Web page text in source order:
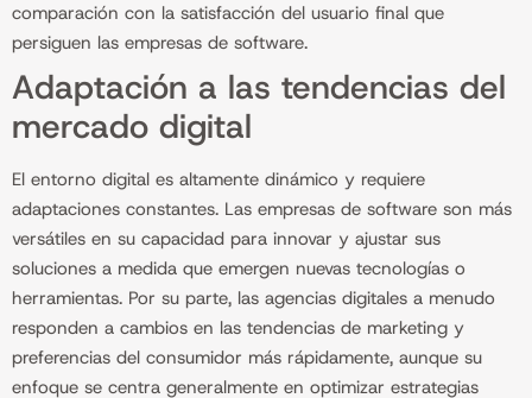
comparación con la satisfacción del usuario final que
persiguen las empresas de software.
Adaptación a las tendencias del
mercado digital
El entorno digital es altamente dinámico y requiere
adaptaciones constantes. Las empresas de software son más
versátiles en su capacidad para innovar y ajustar sus
soluciones a medida que emergen nuevas tecnologías o
herramientas. Por su parte, las agencias digitales a menudo
responden a cambios en las tendencias de marketing y
preferencias del consumidor más rápidamente, aunque su
enfoque se centra generalmente en optimizar estrategias